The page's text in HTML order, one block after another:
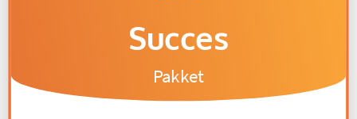
Succes
Pakket